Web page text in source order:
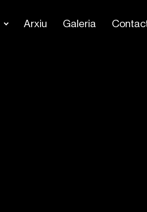
Arxiu Galeria